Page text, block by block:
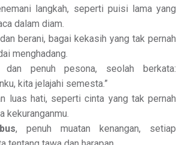
langkah, seperti puisi lama yang
dalam diam.
berani, bagai kekasih yang tak pernah
menghadang.
penuh pesona, seolah berkata:
kita jelajahi semesta.”
luas hati, seperti cinta yang tak pernah
kekuranganmu.
, penuh muatan kenangan, setiap